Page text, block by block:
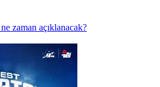
zaman açıklanacak?